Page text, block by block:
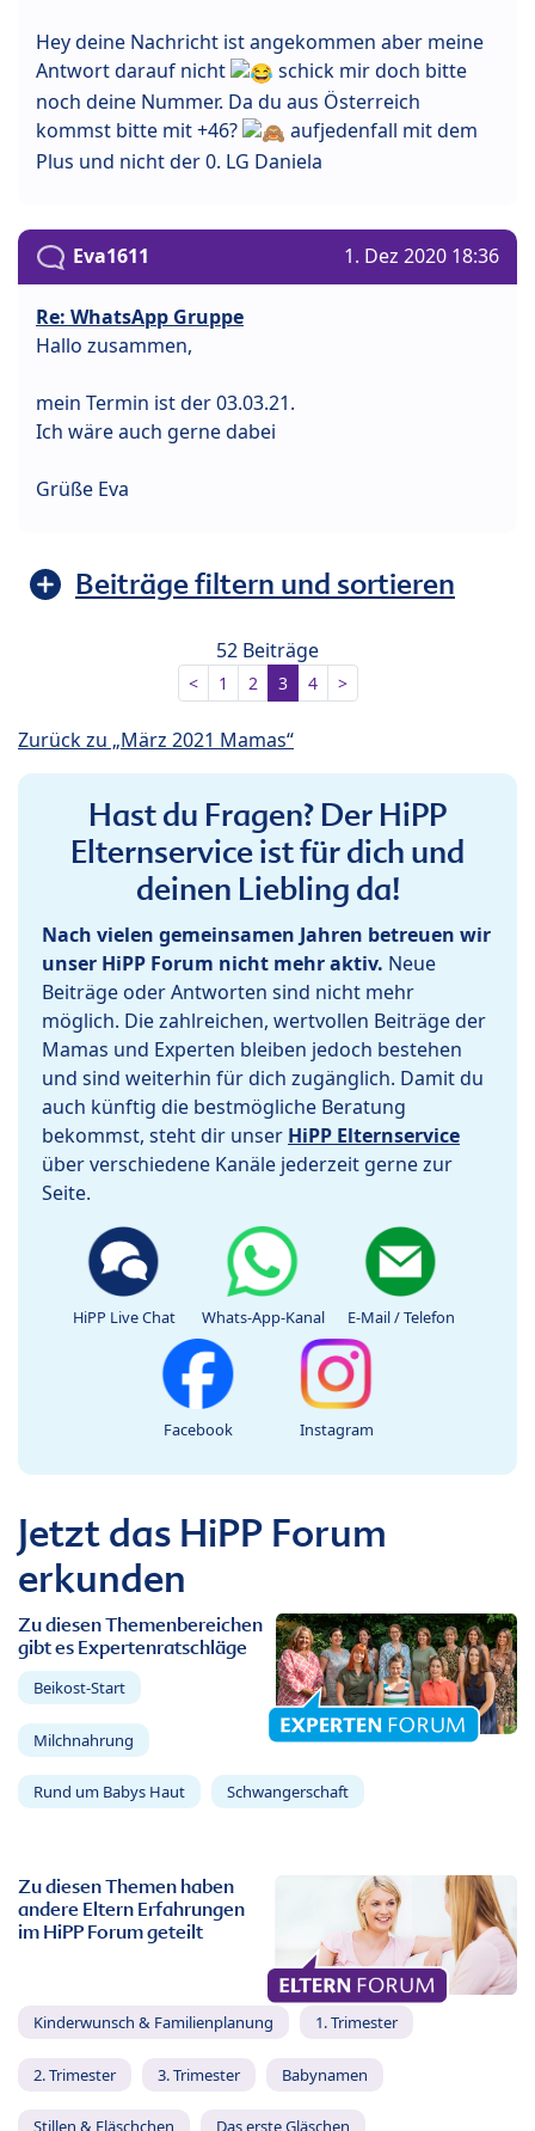
Hey deine Nachricht ist angekommen aber meine
Antwort darauf nicht
schick mir doch bitte
noch deine Nummer. Da du aus Österreich
kommst bitte mit +46?
aufjedenfall mit dem
Plus und nicht der 0. LG Daniela
Eva1611 1. Dez 2020 18:36
Re: WhatsApp Gruppe
Hallo zusammen,
mein Termin ist der 03.03.21.
Ich wäre auch gerne dabei
Grüße Eva
Beiträge filtern und sortieren
52 Beiträge
< 1 2 3 4 >
Zurück zu „März 2021 Mamas“
Hast du Fragen? Der HiPP
Elternservice ist für dich und
deinen Liebling da!
Nach vielen gemeinsamen Jahren betreuen wir
unser HiPP Forum nicht mehr aktiv. Neue
Beiträge oder Antworten sind nicht mehr
möglich. Die zahlreichen, wertvollen Beiträge der
Mamas und Experten bleiben jedoch bestehen
und sind weiterhin für dich zugänglich. Damit du
auch künftig die bestmögliche Beratung
bekommst, steht dir unser HiPP Elternservice
über verschiedene Kanäle jederzeit gerne zur
Seite.
HiPP Live Chat Whats-App-Kanal E-Mail / Telefon
Facebook Instagram
Jetzt das HiPP Forum
erkunden
Zu diesen Themenbereichen
gibt es Expertenratschläge
Beikost-Start
Milchnahrung
Rund um Babys Haut Schwangerschaft
Zu diesen Themen haben
andere Eltern Erfahrungen
im HiPP Forum geteilt
Kinderwunsch & Familienplanung 1. Trimester
2. Trimester 3. Trimester Babynamen